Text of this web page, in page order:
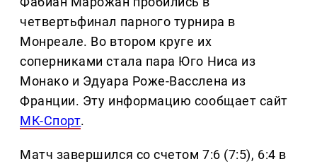
четвертьфинал парного турнира в
Монреале. Во втором круге их
соперниками стала пара Юго Ниса из
Монако и Эдуара Роже-Васслена из
Франции. Эту информацию сообщает сайт
МК-Спорт.
Матч завершился со счетом 7:6 (7:5), 6:4 в